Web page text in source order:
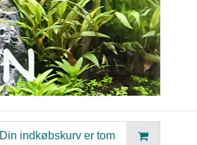
Din indkøbskurv er tom